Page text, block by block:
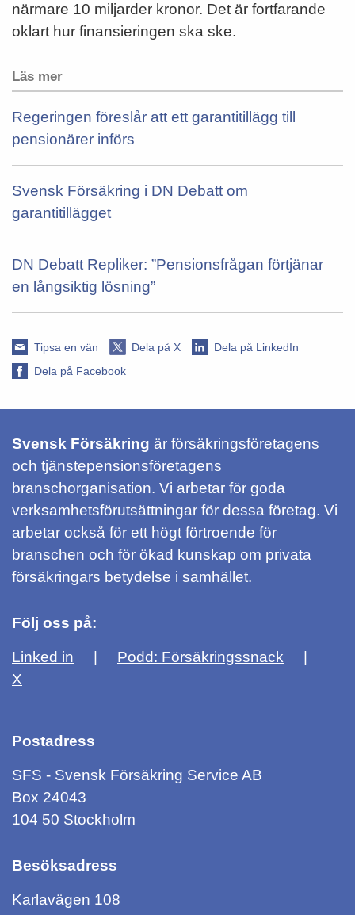
närmare 10 miljarder kronor. Det är fortfarande
oklart hur finansieringen ska ske.
Läs mer
Regeringen föreslår att ett garantitillägg till
pensionärer införs
Svensk Försäkring i DN Debatt om
garantitillägget
DN Debatt Repliker: ”Pensionsfrågan förtjänar
en långsiktig lösning”
Tipsa en vän Dela på X
Dela på LinkedIn
Dela på Facebook
Svensk Försäkring är försäkringsföretagens
och tjänstepensionsföretagens
branschorganisation. Vi arbetar för goda
verksamhetsförutsättningar för dessa företag. Vi
arbetar också för ett högt förtroende för
branschen och för ökad kunskap om privata
försäkringars betydelse i samhället.
Följ oss på:
Linked in
Podd: Försäkringssnack
X
Postadress
SFS - Svensk Försäkring Service AB
Box 24043
104 50 Stockholm
Besöksadress
Karlavägen 108